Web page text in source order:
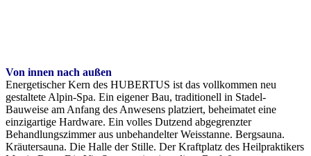
Von innen nach außen
Energetischer Kern des HUBERTUS ist das vollkommen neu
gestaltete Alpin-Spa. Ein eigener Bau, traditionell in Stadel-
Bauweise am Anfang des Anwesens platziert, beheimatet eine
einzigartige Hardware. Ein volles Dutzend abgegrenzter
Behandlungszimmer aus unbehandelter Weisstanne. Bergsauna.
Kräutersauna. Die Halle der Stille. Der Kraftplatz des Heilpraktikers